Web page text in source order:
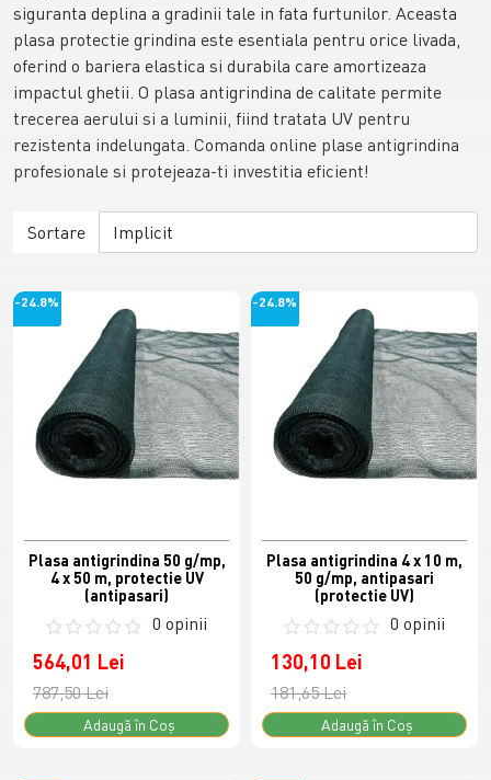
siguranta deplina a gradinii tale in fata furtunilor. Aceasta
plasa protectie grindina este esentiala pentru orice livada,
oferind o bariera elastica si durabila care amortizeaza
impactul ghetii. O plasa antigrindina de calitate permite
trecerea aerului si a luminii, fiind tratata UV pentru
rezistenta indelungata. Comanda online plase antigrindina
profesionale si protejeaza-ti investitia eficient!
Sortare
-24.8%
Plasa antigrindina 50 g/mp,
4 x 50 m, protectie UV
(antipasari)
0 opinii
564,01 Lei
787,50 Lei
Adaugă în Coş
-24.8%
Plasa antigrindina 4 x 10 m,
50 g/mp, antipasari
(protectie UV)
0 opinii
130,10 Lei
181,65 Lei
Adaugă în Coş